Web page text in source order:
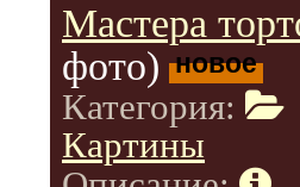
Мастера
фото) новое
Категория:
Картины